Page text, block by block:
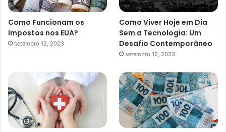
Como Funcionam os
Impostos nos EUA?
setembro 12, 2023
Como Viver Hoje em Dia
Sem a Tecnologia: Um
Desafio Contemporâneo
setembro 12, 2023